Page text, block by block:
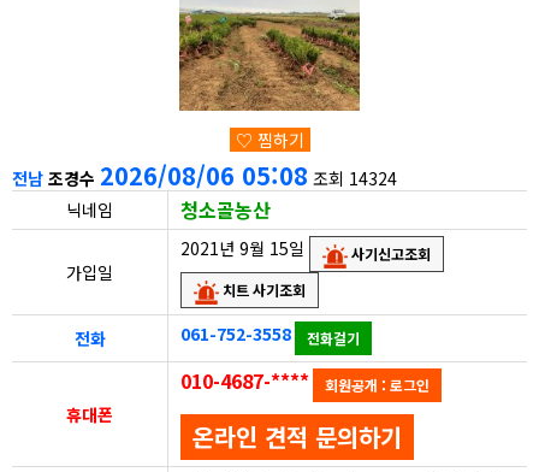
♡ 찜하기
전남 조경수 2026/08/06 05:08 조회 14324
닉네임
청소골농산
가입일
2021년 9월 15일
사기신고조회
치트 사기조회
전화 061-752-3558 전화걸기
휴대폰
010-4687-**** 회원공개 : 로그인
온라인 견적 문의하기